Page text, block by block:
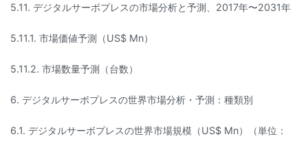
5.11. デジタルサーボプレスの市場分析と予測、2017年〜2031年
5.11.1. 市場価値予測（US$ Mn）
5.11.2. 市場数量予測（台数）
6. デジタルサーボプレスの世界市場分析・予測：種類別
6.1. デジタルサーボプレスの世界市場規模（US$ Mn）（単位：